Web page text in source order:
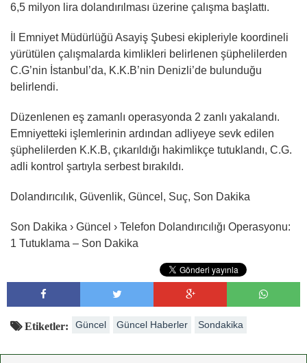
6,5 milyon lira dolandırılması üzerine çalışma başlattı.
İl Emniyet Müdürlüğü Asayiş Şubesi ekipleriyle koordineli
yürütülen çalışmalarda kimlikleri belirlenen şüphelilerden
C.G’nin İstanbul’da, K.K.B’nin Denizli’de bulunduğu
belirlendi.
Düzenlenen eş zamanlı operasyonda 2 zanlı yakalandı.
Emniyetteki işlemlerinin ardından adliyeye sevk edilen
şüphelilerden K.K.B, çıkarıldığı hakimlikçe tutuklandı, C.G.
adli kontrol şartıyla serbest bırakıldı.
Dolandırıcılık, Güvenlik, Güncel, Suç, Son Dakika
Son Dakika › Güncel › Telefon Dolandırıcılığı Operasyonu:
1 Tutuklama – Son Dakika
Etiketler: Güncel Güncel Haberler Sondakika